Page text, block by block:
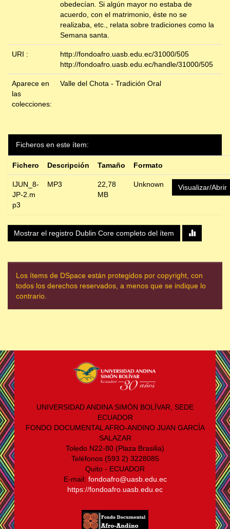
obedecían. Si algún mayor no estaba de
acuerdo, con el matrimonio, éste no se
realizaba, etc., relata sobre tradiciones como la
Semana santa.
URI :
http://fondoafro.uasb.edu.ec/31000/505
http://fondoafro.uasb.edu.ec/handle/31000/505
Aparece en
las
colecciones:
Valle del Chota - Tradición Oral
Ficheros en este ítem:
Fichero Descripción Tamaño Formato
IJUN_8-
JP-2.m
p3
MP3
22,78
MB
Unknown Visualizar/Abrir
Mostrar el registro Dublin Core completo del ítem
Los ítems de DSpace están protegidos por copyright, con
todos los derechos reservados, a menos que se indique lo
contrario.
UNIVERSIDAD ANDINA SIMÓN BOLÍVAR, SEDE
ECUADOR
FONDO DOCUMENTAL AFRO-ANDINO JUAN GARCÍA
SALAZAR
Toledo N22-80 (Plaza Brasilia)
Teléfonos (593 2) 3228085
Quito - ECUADOR
E-mail: fondoafro@uasb.edu.ec
https://fondoafro.uasb.edu.ec